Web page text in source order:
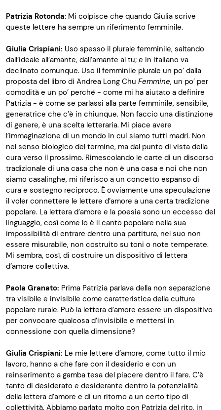
Patrizia Rotonda: Mi colpisce che quando Giulia scrive
queste lettere ha sempre un riferimento femminile.
Giulia Crispiani: Uso spesso il plurale femminile, saltando
dall’ideale all’amante, dall’amante al tu; e in italiano va
declinato comunque. Uso il femminile plurale un po’ dalla
proposta del libro di Andrea Long Chu Femmine, un po’ per
comodità e un po’ perché - come mi ha aiutato a definire
Patrizia - è come se parlassi alla parte femminile, sensibile,
generatrice che c’è in chiunque. Non faccio una distinzione
di genere, è una scelta letteraria. Mi piace avere
l’immaginazione di un mondo in cui siamo tutti madri. Non
nel senso biologico del termine, ma dal punto di vista della
cura verso il prossimo. Rimescolando le carte di un discorso
tradizionale di una casa che non è una casa e noi che non
siamo casalinghe, mi riferisco a un concetto espanso di
cura e sostegno reciproco. È ovviamente una speculazione
il voler connettere le lettere d’amore a una certa tradizione
popolare. La lettera d’amore e la poesia sono un eccesso del
linguaggio, così come lo è il canto popolare nella sua
impossibilità di entrare dentro una partitura, nel suo non
essere misurabile, non costruito su toni o note temperate.
Mi sembra, così, di costruire un dispositivo di lettera
d’amore collettiva.
Paola Granato: Prima Patrizia parlava della non separazione
tra visibile e invisibile come caratteristica della cultura
popolare rurale. Può la lettera d’amore essere un dispositivo
per convocare qualcosa d’invisibile e mettersi in
connessione con quella dimensione?
Giulia Crispiani: Le mie lettere d’amore, come tutto il mio
lavoro, hanno a che fare con il desiderio e con un
reinserimento a gamba tesa del piacere dentro il fare. C’è
tanto di desiderato e desiderante dentro la potenzialità
della lettera d’amore e di un ritorno a un certo tipo di
collettività. Abbiamo parlato molto con Patrizia del rito, in